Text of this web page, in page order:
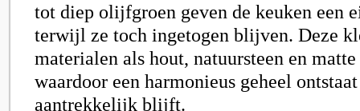
tot diep olijfgroen geven de keuken een
terwijl ze toch ingetogen blijven. Deze
materialen als hout, natuursteen en
waardoor een harmonieus geheel
aantrekkelijk blijft.